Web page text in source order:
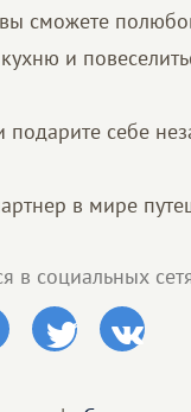
сможете
и
подарите себе
в мире
в социальных